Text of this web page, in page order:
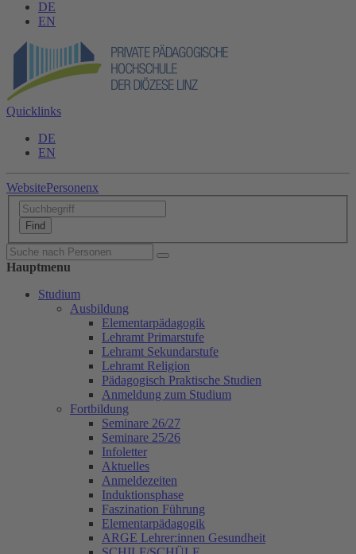
DE
EN
Quicklinks
DE
EN
WebsitePersonenx
Hauptmenu
Studium
Ausbildung
Elementarpädagogik
Lehramt Primarstufe
Lehramt Sekundarstufe
Lehramt Religion
Pädagogisch Praktische Studien
Anmeldung zum Studium
Fortbildung
Seminare 26/27
Seminare 25/26
Infoletter
Aktuelles
Anmeldezeiten
Induktionsphase
Faszination Führung
Elementarpädagogik
ARGE Lehrer:innen Gesundheit